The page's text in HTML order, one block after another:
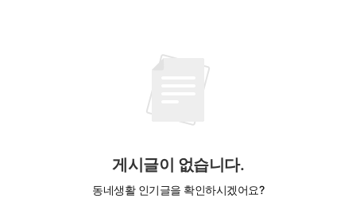
게시글이 없습니다.
동네생활 인기글을 확인하시겠어요?